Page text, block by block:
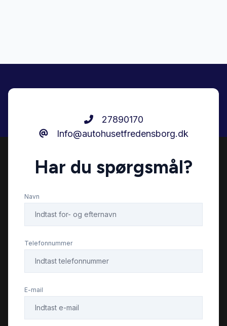
Fjernbetjent centrallås
Højdejusterbare forsæder
Infocenter
27890170
Info@autohusetfredensborg.dk
Har du spørgsmål?
Navn
Telefonnummer
E-mail